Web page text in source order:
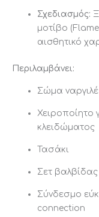
Σχεδιασμός:
μοτίβο
αισθητικό
Περιλαμβάνει:
Σώμα
Χειροποίητο
κλειδώματος
Τασάκι
Σετ
Σύνδεσμο
connection